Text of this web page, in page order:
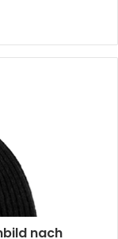
nach